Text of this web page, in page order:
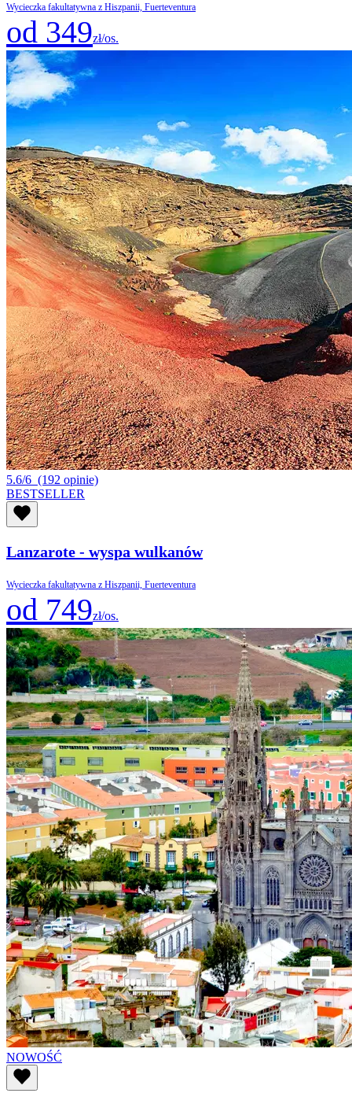
Wycieczka fakultatywna z Hiszpanii, Fuerteventura
od 349zł/os.
5.6/6 (192 opinie)
BESTSELLER
Lanzarote - wyspa wulkanów
Wycieczka fakultatywna z Hiszpanii, Fuerteventura
od 749zł/os.
NOWOŚĆ